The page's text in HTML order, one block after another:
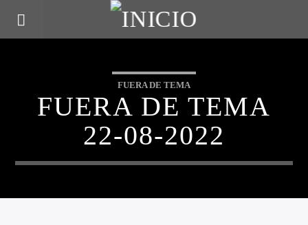
FUERA DE TEMA
FUERA DE TEMA
22-08-2022